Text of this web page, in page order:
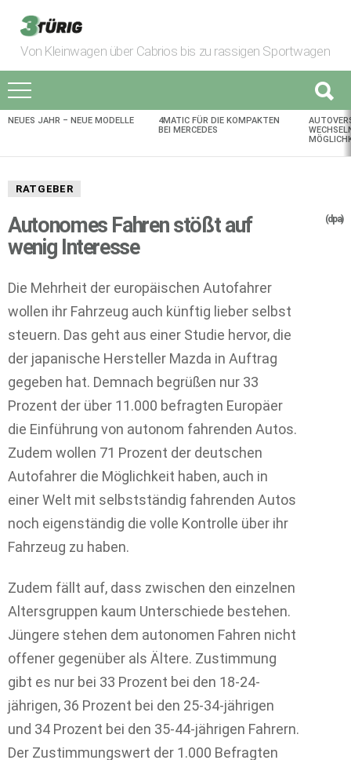
Von Kleinwagen über Cabrios bis zu rassigen Sportwagen
AKTUELLES
NEUES JAHR – NEUE MODELLE
4MATIC FÜR DIE KOMPAKTEN
BEI MERCEDES
RATGEBER
Autonomes Fahren stößt auf
wenig Interesse
(dpa)
Die Mehrheit der europäischen Autofahrer
wollen ihr Fahrzeug auch künftig lieber selbst
steuern. Das geht aus einer Studie hervor, die
der japanische Hersteller Mazda in Auftrag
gegeben hat. Demnach begrüßen nur 33
Prozent der über 11.000 befragten Europäer
die Einführung von autonom fahrenden Autos.
Zudem wollen 71 Prozent der deutschen
Autofahrer die Möglichkeit haben, auch in
einer Welt mit selbstständig fahrenden Autos
noch eigenständig die volle Kontrolle über ihr
Fahrzeug zu haben.
Zudem fällt auf, dass zwischen den einzelnen
Altersgruppen kaum Unterschiede bestehen.
Jüngere stehen dem autonomen Fahren nicht
offener gegenüber als Ältere. Zustimmung
gibt es nur bei 33 Prozent bei den 18-24-
jährigen, 36 Prozent bei den 25-34-jährigen
und 34 Prozent bei den 35-44-jährigen Fahrern.
Der Zustimmungswert der 1.000 Befragten